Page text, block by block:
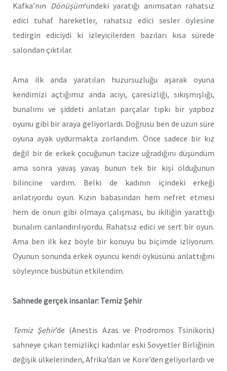
Kafka’nın Dönüşüm‘ündeki yaratığı anımsatan rahatsız
edici tuhaf hareketler, rahatsız edici sesler öylesine
tedirgin ediciydi ki izleyicilerden bazıları kısa sürede
salondan çıktılar.
Ama ilk anda yaratılan huzursuzluğu aşarak oyuna
kendimizi açtığımız anda acıyı, çaresizliği, sıkışmışlığı,
bunalımı ve şiddeti anlatan parçalar tıpkı bir yapboz
oyunu gibi bir araya geliyorlardı. Doğrusu ben de uzun süre
oyuna ayak uydurmakta zorlandım. Önce sadece bir kız
değil bir de erkek çocuğunun tacize uğradığını düşündüm
ama sonra yavaş yavaş bunun tek bir kişi olduğunun
bilincine vardım. Belki de kadının içindeki erkeği
anlatıyordu oyun. Kızın babasından hem nefret etmesi
hem de onun gibi olmaya çalışması, bu ikiliğin yarattığı
bunalım canlandırılıyordu. Rahatsız edici ve sert bir oyun.
Ama ben ilk kez böyle bir konuyu bu biçimde izliyorum.
Oyunun sonunda erkek oyuncu kendi öyküsünü anlattığını
söyleyince büsbütün etkilendim.
Sahnede gerçek insanlar: Temiz Şehir
Temiz Şehir’de (Anestis Azas ve Prodromos Tsinikoris)
sahneye çıkan temizlikçi kadınlar eski Sovyetler Birliğinin
değişik ülkelerinden, Afrika’dan ve Kore’den geliyorlardı ve